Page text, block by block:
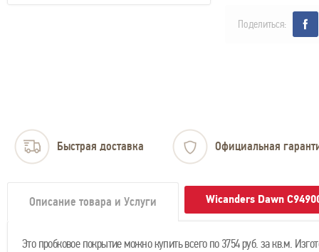
Поделиться:
Быстрая доставка Официальная
Описание товара и Услуги Wicanders Dawn
Это пробковое покрытие можно купить всего по 3754 руб. за кв.м.